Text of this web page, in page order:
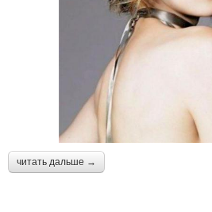
читать дальше →